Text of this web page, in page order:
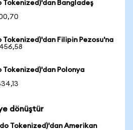
Tokenized)'dan Bangladeş
Tokenized)'dan Filipin Pezosu'na
Tokenized)'dan Polonya
dönüştür
Tokenized)'dan Amerikan